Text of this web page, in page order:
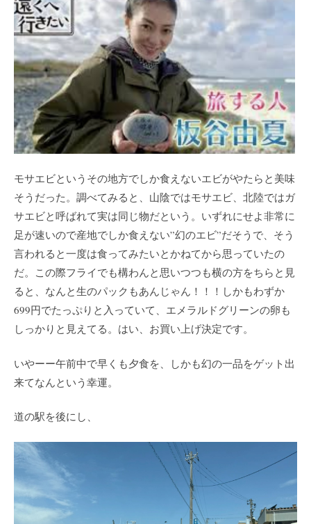
モサエビというその地方でしか食えないエビがやたらと美味
そうだった。調べてみると、山陰ではモサエビ、北陸ではガ
サエビと呼ばれて実は同じ物だという。いずれにせよ非常に
足が速いので産地でしか食えない”幻のエビ”だそうで、そう
言われると一度は食ってみたいとかねてから思っていたの
だ。この際フライでも構わんと思いつつも横の方をちらと見
ると、なんと生のパックもあんじゃん！！！しかもわずか
699円でたっぷりと入っていて、エメラルドグリーンの卵も
しっかりと見えてる。はい、お買い上げ決定です。
いやーー午前中で早くも夕食を、しかも幻の一品をゲット出
来てなんという幸運。
道の駅を後にし、